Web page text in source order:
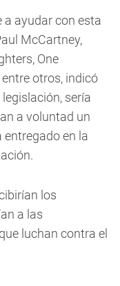
a ayudar con esta
McCartney,
One
otros, indicó
sería
a voluntad un
entregado en la
los
a las
luchan contra el